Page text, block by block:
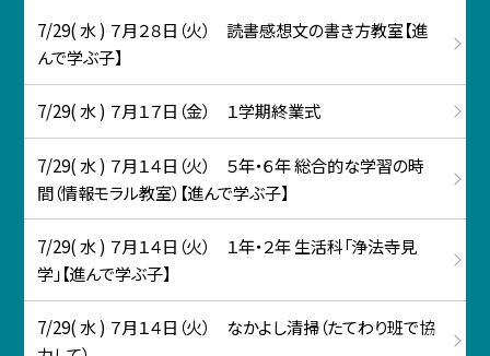
7/29( 水 ) ７月２８日（火） 読書感想文の書き方教室【進
んで学ぶ子】
7/29( 水 ) ７月１７日（金） １学期終業式
7/29( 水 ) ７月１４日（火） ５年・６年 総合的な学習の時
間（情報モラル教室）【進んで学ぶ子】
7/29( 水 ) ７月１４日（火） １年・２年 生活科「浄法寺見
学」【進んで学ぶ子】
7/29( 水 ) ７月１４日（火） なかよし清掃（たてわり班で協